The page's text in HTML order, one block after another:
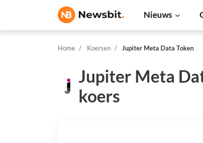
Nieuws
Home Koersen Jupiter Meta Data Token
Jupiter Meta
koers